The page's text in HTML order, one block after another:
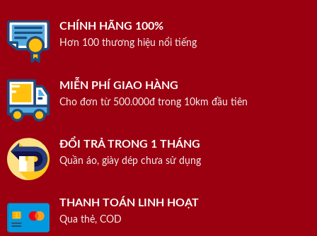
CHÍNH HÃNG 100%
Hơn 100 thương hiệu nổi tiếng
MIỄN PHÍ GIAO HÀNG
Cho đơn từ 500.000đ trong 10km đầu tiên
ĐỔI TRẢ TRONG 1 THÁNG
Quần áo, giày dép chưa sử dụng
THANH TOÁN LINH HOẠT
Qua thẻ, COD